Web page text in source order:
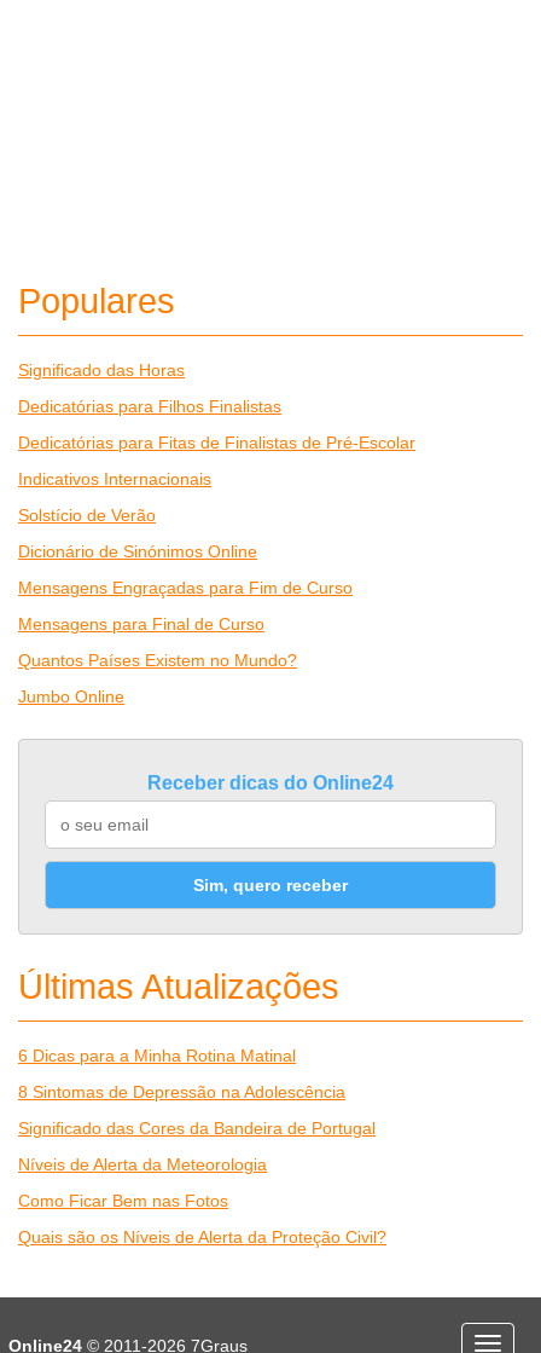
Populares
Significado das Horas
Dedicatórias para Filhos Finalistas
Dedicatórias para Fitas de Finalistas de Pré-Escolar
Indicativos Internacionais
Solstício de Verão
Dicionário de Sinónimos Online
Mensagens Engraçadas para Fim de Curso
Mensagens para Final de Curso
Quantos Países Existem no Mundo?
Jumbo Online
Receber dicas do Online24
Sim, quero receber
Últimas Atualizações
6 Dicas para a Minha Rotina Matinal
8 Sintomas de Depressão na Adolescência
Significado das Cores da Bandeira de Portugal
Níveis de Alerta da Meteorologia
Como Ficar Bem nas Fotos
Quais são os Níveis de Alerta da Proteção Civil?
Online24 © 2011-2026 7Graus Menu